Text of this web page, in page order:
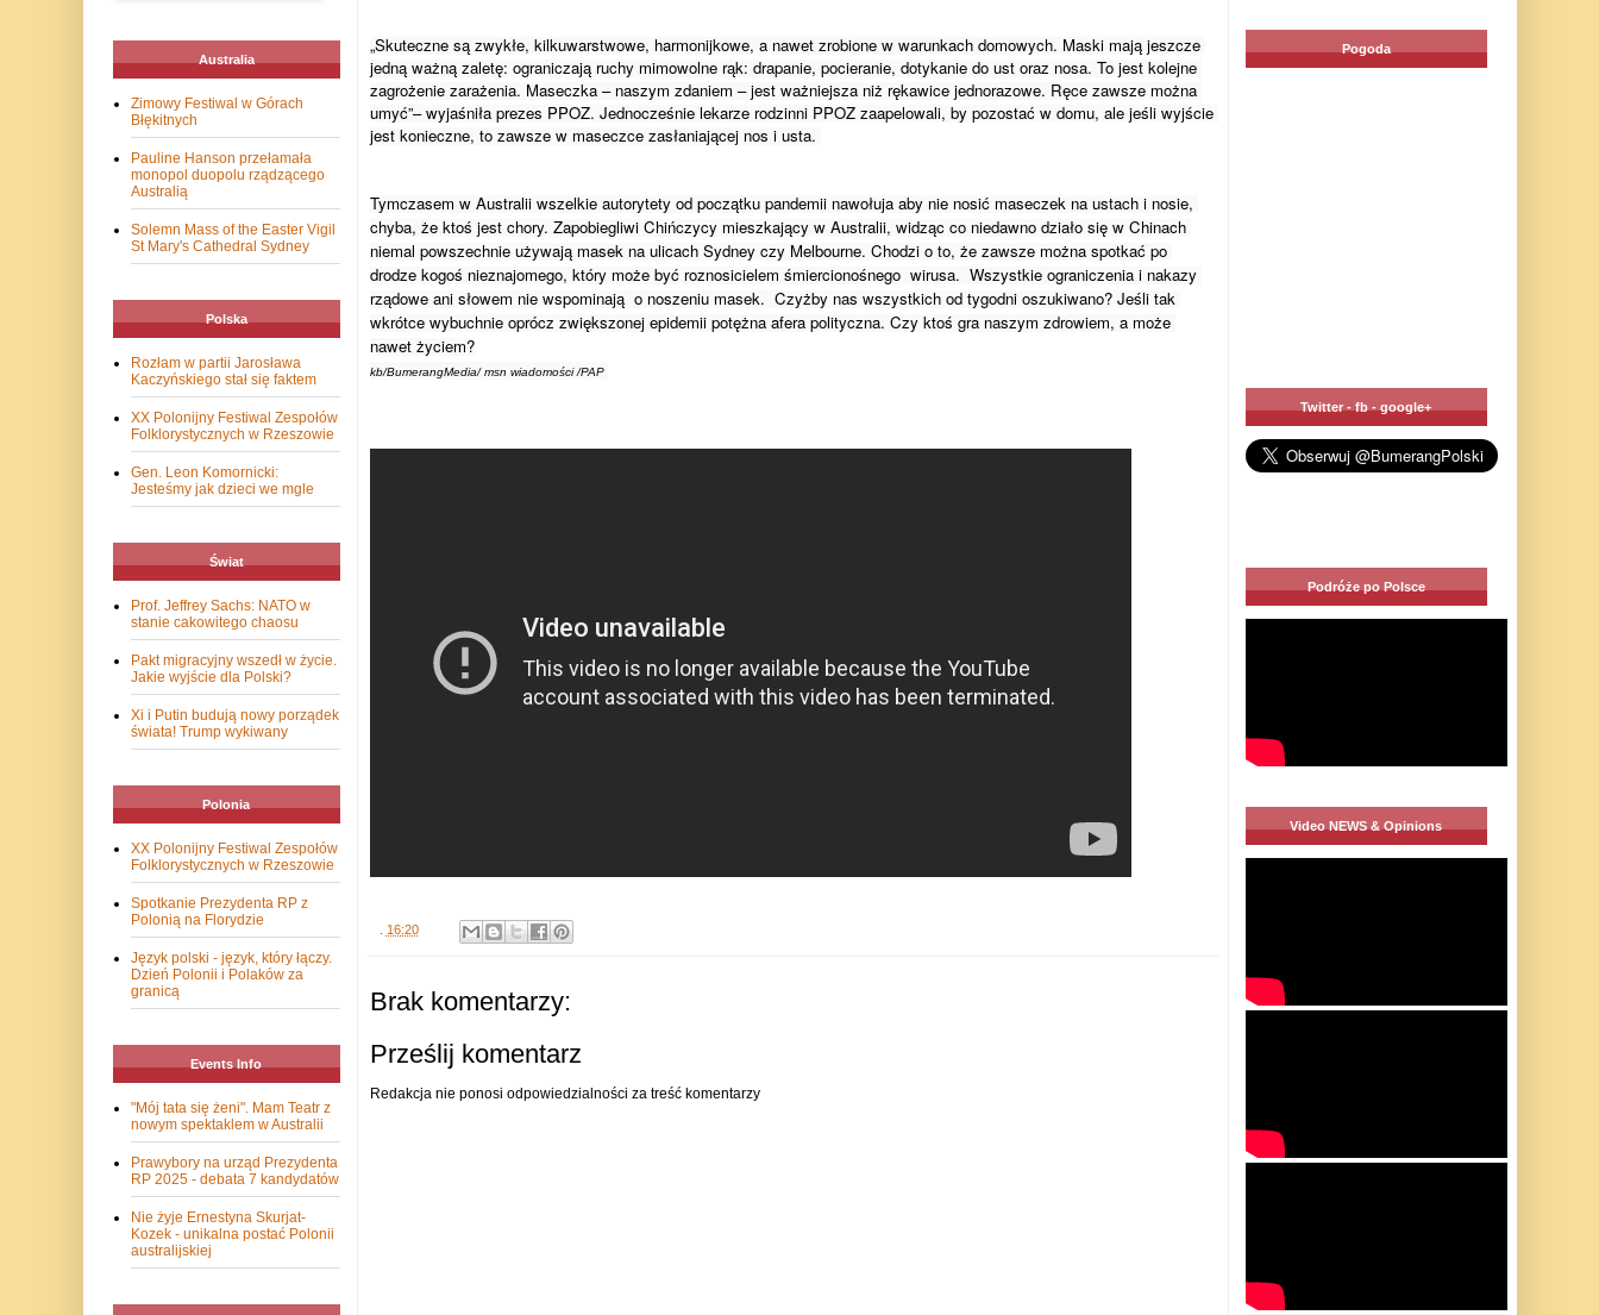
„Skuteczne są zwykłe, kilkuwarstwowe, harmonijkowe, a nawet zrobione w warunkach domowych. Maski mają jeszcze
jedną ważną zaletę: ograniczają ruchy mimowolne rąk: drapanie, pocieranie, dotykanie do ust oraz nosa. To jest kolejne
zagrożenie zarażenia. Maseczka – naszym zdaniem – jest ważniejsza niż rękawice jednorazowe. Ręce zawsze można
umyć”– wyjaśniła prezes PPOZ. Jednocześnie lekarze rodzinni PPOZ zaapelowali, by pozostać w domu, ale jeśli wyjście
jest konieczne, to zawsze w maseczce zasłaniającej nos i usta.
Tymczasem w Australii wszelkie autorytety od początku pandemii nawołuja aby nie nosić maseczek na ustach i nosie,
chyba, że ktoś jest chory. Zapobiegliwi Chińczycy mieszkający w Australii, widząc co niedawno działo się w Chinach
niemal powszechnie używają masek na ulicach Sydney czy Melbourne. Chodzi o to, że zawsze można spotkać po
drodze kogoś nieznajomego, który może być roznosicielem śmiercionośnego  wirusa.  Wszystkie ograniczenia i nakazy
rządowe ani słowem nie wspominają  o noszeniu masek. Czyżby nas wszystkich od tygodni oszukiwano? Jeśli tak
wkrótce wybuchnie oprócz zwiększonej epidemii potężna afera polityczna. Czy ktoś gra naszym zdrowiem, a może
nawet życiem?
kb/BumerangMedia/ msn wiadomości /PAP
. 16:20
Brak komentarzy:
Prześlij komentarz
Redakcja nie ponosi odpowiedzialności za treść komentarzy
Australia
Zimowy Festiwal w Górach
Błękitnych
Pauline Hanson przełamała
monopol duopolu rządzącego
Australią
Solemn Mass of the Easter Vigil
St Mary's Cathedral Sydney
Polska
Rozłam w partii Jarosława
Kaczyńskiego stał się faktem
XX Polonijny Festiwal Zespołów
Folklorystycznych w Rzeszowie
Gen. Leon Komornicki:
Jesteśmy jak dzieci we mgle
Świat
Prof. Jeffrey Sachs: NATO w
stanie cakowitego chaosu
Pakt migracyjny wszedł w życie.
Jakie wyjście dla Polski?
Xi i Putin budują nowy porządek
świata! Trump wykiwany
Polonia
XX Polonijny Festiwal Zespołów
Folklorystycznych w Rzeszowie
Spotkanie Prezydenta RP z
Polonią na Florydzie
Język polski - język, który łączy.
Dzień Polonii i Polaków za
granicą
Events Info
"Mój tata się żeni". Mam Teatr z
nowym spektaklem w Australii
Prawybory na urząd Prezydenta
RP 2025 - debata 7 kandydatów
Nie żyje Ernestyna Skurjat-
Kozek - unikalna postać Polonii
australijskiej
Pogoda
Twitter - fb - google+
Podróże po Polsce
Video NEWS & Opinions